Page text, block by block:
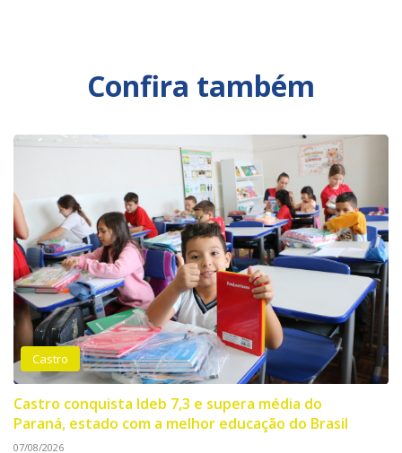
Confira também
Castro
Castro conquista Ideb 7,3 e supera média do
Paraná, estado com a melhor educação do Brasil
07/08/2026